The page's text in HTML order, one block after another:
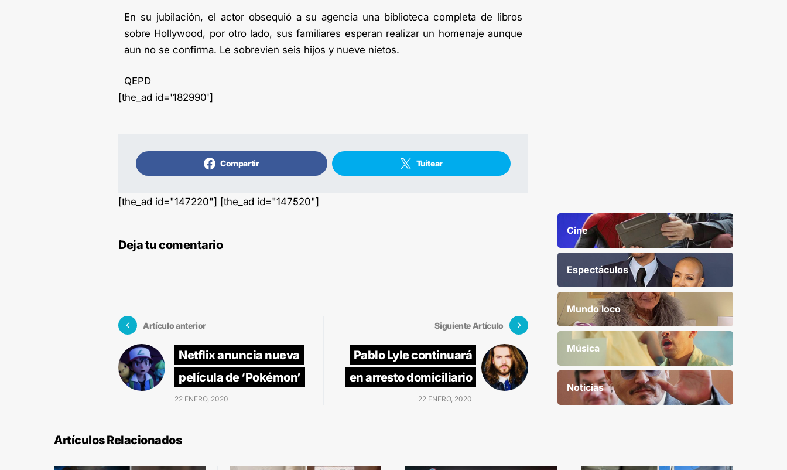
En su jubilación, el actor obsequió a su agencia una biblioteca completa de libros
sobre Hollywood, por otro lado, sus familiares esperan realizar un homenaje aunque
aun no se confirma. Le sobrevien seis hijos y nueve nietos.
QEPD
[the_ad id='182990']
Compartir Tuitear
[the_ad id="147220"] [the_ad id="147520"]
Deja tu comentario
Artículo anterior
Netflix anuncia nueva
película de ‘Pokémon’
22 ENERO, 2020
Siguiente Artículo
Pablo Lyle continuará
en arresto domiciliario
22 ENERO, 2020
Cine
Espectáculos
Mundo loco
Música
Noticias
Artículos Relacionados